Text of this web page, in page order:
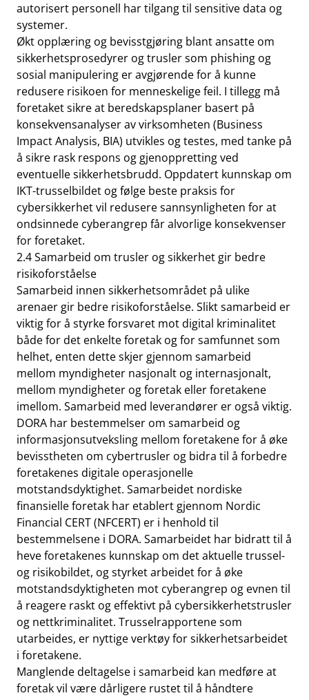
autorisert personell har tilgang til sensitive data og
systemer.
Økt opplæring og bevisstgjøring blant ansatte om
sikkerhetsprosedyrer og trusler som phishing og
sosial manipulering er avgjørende for å kunne
redusere risikoen for menneskelige feil. I tillegg må
foretaket sikre at beredskapsplaner basert på
konsekvensanalyser av virksomheten (Business
Impact Analysis, BIA) utvikles og testes, med tanke på
å sikre rask respons og gjenoppretting ved
eventuelle sikkerhetsbrudd. Oppdatert kunnskap om
IKT-trusselbildet og følge beste praksis for
cybersikkerhet vil redusere sannsynligheten for at
ondsinnede cyberangrep får alvorlige konsekvenser
for foretaket.
2.4 Samarbeid om trusler og sikkerhet gir bedre
risikoforståelse
Samarbeid innen sikkerhetsområdet på ulike
arenaer gir bedre risikoforståelse. Slikt samarbeid er
viktig for å styrke forsvaret mot digital kriminalitet
både for det enkelte foretak og for samfunnet som
helhet, enten dette skjer gjennom samarbeid
mellom myndigheter nasjonalt og internasjonalt,
mellom myndigheter og foretak eller foretakene
imellom. Samarbeid med leverandører er også viktig.
DORA har bestemmelser om samarbeid og
informasjonsutveksling mellom foretakene for å øke
bevisstheten om cybertrusler og bidra til å forbedre
foretakenes digitale operasjonelle
motstandsdyktighet. Samarbeidet nordiske
finansielle foretak har etablert gjennom Nordic
Financial CERT (NFCERT) er i henhold til
bestemmelsene i DORA. Samarbeidet har bidratt til å
heve foretakenes kunnskap om det aktuelle trussel-
og risikobildet, og styrket arbeidet for å øke
motstandsdyktigheten mot cyberangrep og evnen til
å reagere raskt og effektivt på cybersikkerhetstrusler
og nettkriminalitet. Trusselrapportene som
utarbeides, er nyttige verktøy for sikkerhetsarbeidet
i foretakene.
Manglende deltagelse i samarbeid kan medføre at
foretak vil være dårligere rustet til å håndtere